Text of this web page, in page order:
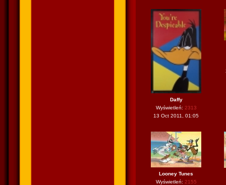
Daffy
Wyświetleń: 2313
13 Oct 2011, 01:05
Looney Tunes
Wyświetleń: 2155